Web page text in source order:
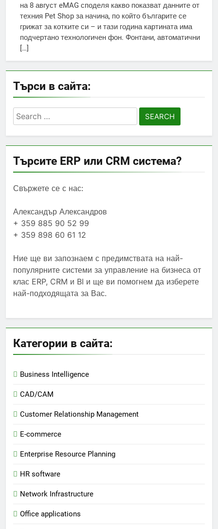
на 8 август eMAG споделя какво показват данните от
техния Pet Shop за начина, по който българите се
грижат за котките си – и тази година картината има
подчертано технологичен фон. Фонтани, автоматични
[…]
Търси в сайта:
Search
for:
Търсите ERP или CRM система?
Свържете се с нас:
Александър Александров
+ 359 885 90 52 99
+ 359 898 60 61 12
Ние ще ви запознаем с предимствата на най-
популярните системи за управление на бизнеса от
клас ERP, CRM и BI и ще ви помогнем да изберете
най-подходящата за Вас.
Категории в сайта:
Business Intelligence
CAD/CAM
Customer Relationship Management
E-commerce
Enterprise Resource Planning
HR software
Network Infrastructure
Office applications